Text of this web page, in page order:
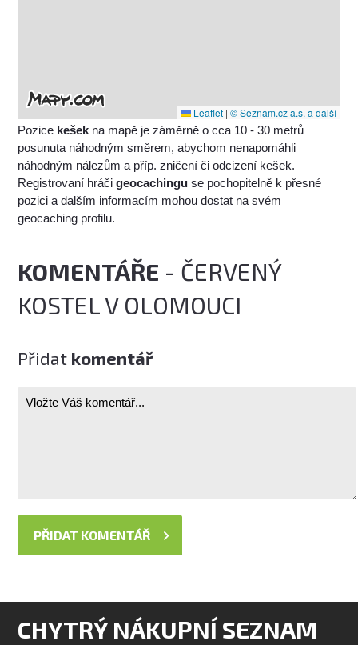
Leaflet | © Seznam.cz a.s. a další
Pozice kešek na mapě je záměrně o cca 10 - 30 metrů
posunuta náhodným směrem, abychom nenapomáhli
náhodným nálezům a příp. zničení či odcizení kešek.
Registrovaní hráčigeocachingu se pochopitelně k přesné
pozici a dalším informacím mohou dostat na svém
geocaching profilu.
KOMENTÁŘE - ČERVENÝ
KOSTEL V OLOMOUCI
Přidat komentář
CHYTRÝ NÁKUPNÍ SEZNAM